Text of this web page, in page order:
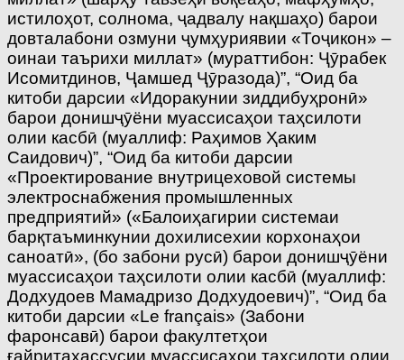
истилоҳот, солнома, ҷадвалу нақшаҳо) барои
довталабони озмуни ҷумҳуриявии «Тоҷикон» –
оинаи таърихи миллат» (мураттибон: Ҷӯрабек
Исомитдинов, Ҷамшед Ҷӯразода)”, “Оид ба
китоби дарсии «Идоракунии зиддибуҳронӣ»
барои донишҷӯёни муассисаҳои таҳсилоти
олии касбӣ (муаллиф: Раҳимов Ҳаким
Саидович)”, “Оид ба китоби дарсии
«Проектирование внутрицеховой системы
электроснабжения промышленных
предприятий» («Балоиҳагирии системаи
барқтаъминкунии дохилисехии корхонаҳои
саноатӣ», (бо забони русӣ) барои донишҷӯёни
муассисаҳои таҳсилоти олии касбӣ (муаллиф:
Додхудоев Мамадризо Додхудоевич)”, “Оид ба
китоби дарсии «Le français» (Забони
фаронсавӣ) барои факултетҳои
ғайритахассусии муассисаҳои таҳсилоти олии